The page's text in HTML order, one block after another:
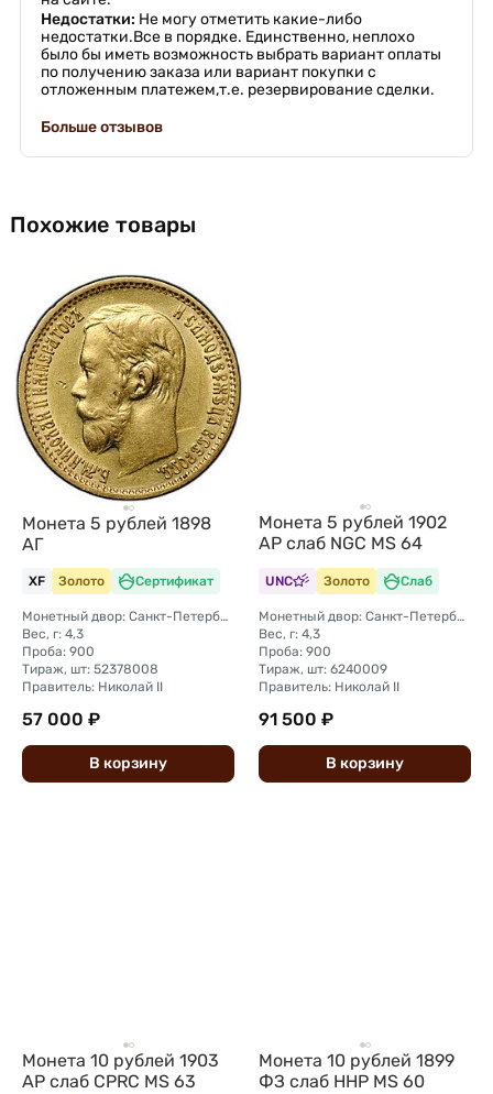
Недостатки: Не могу отметить какие-либо
недостатки.Все в порядке. Единственно, неплохо
было бы иметь возможность выбрать вариант оплаты
по получению заказа или вариант покупки с
отложенным платежем,т.е. резервирование сделки.
Больше отзывов
Похожие товары
Монета 5 рублей 1898
АГ
XF Золото Сертификат
Монетный двор: Санкт-Петербургский монетный двор
Вес, г: 4,3
Проба: 900
Тираж, шт: 52378008
Правитель: Николай II
57 000 ₽
В корзину
Монета 5 рублей 1902
АР слаб NGC MS 64
UNC Золото Слаб
Монетный двор: Санкт-Петербургский монетный двор
Вес, г: 4,3
Проба: 900
Тираж, шт: 6240009
Правитель: Николай II
91 500 ₽
В корзину
Монета 10 рублей 1903
АР слаб CPRC MS 63
Монета 10 рублей 1899
ФЗ слаб ННР MS 60